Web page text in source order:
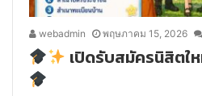
webadmin พฤษภาคม 15, 2026
เปิดรับสมัครนิสิตใ